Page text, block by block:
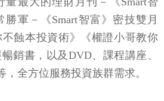
軍－《Smart智富》密技雙月
蝕本投資術》《權證小哥教你
銷書，以及DVD、課程講座、
，全方位服務投資族群需求。